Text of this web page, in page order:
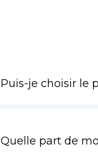
Puis-je choisir le
Quelle part de